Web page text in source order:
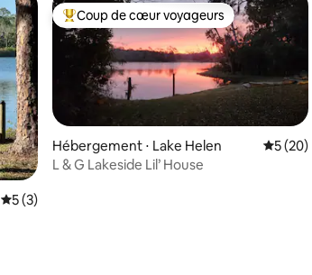
Évaluation moyenne sur la base de 3
5 (3)
Coups de cœur voyageurs les plus
Coup de cœur voyageurs
Hébergement ⋅ Lake Helen
5 (20)
L & G Lakeside Lil’ House